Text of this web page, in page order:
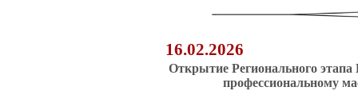
16.02.2026
Открытие Регионального
профессиональному